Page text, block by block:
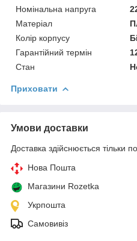
Номінальна напруга
Матеріал
Колір корпусу
Гарантійний термін
Стан
Приховати
Умови доставки
Доставка здійснюється тільки
Нова Пошта
Магазини Rozetka
Укрпошта
Самовивіз